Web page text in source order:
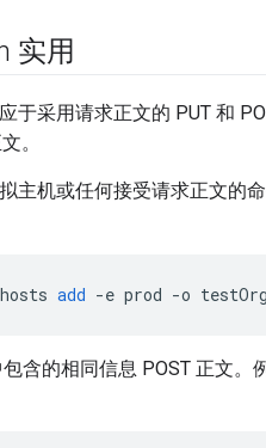
实用
于采用请求正文的 PUT 和
。
主机或任何接受请求正文的
add -e prod -o testOrg
含的相同信息 POST 正文。